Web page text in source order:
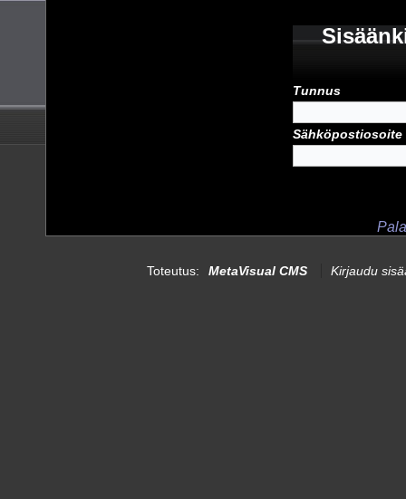
Tunnus
Sähköpostiosoite
Toteutus: MetaVisual CMS Kirjaudu